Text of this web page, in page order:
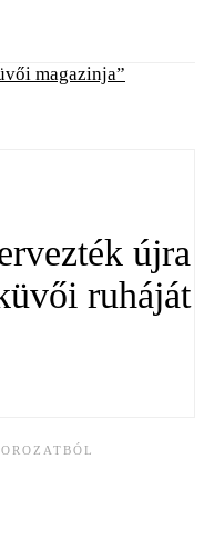
magazinja
újra
ruháját